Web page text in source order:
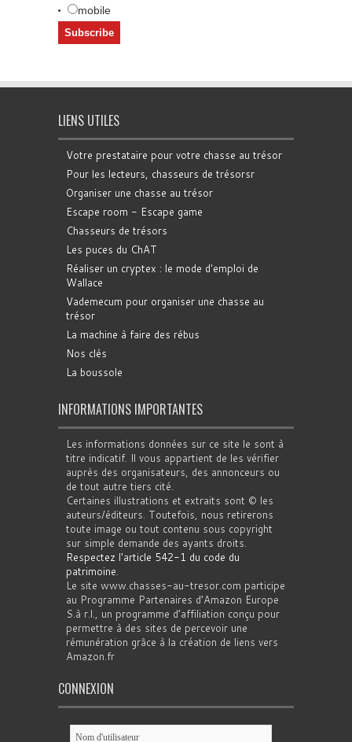
mobile
LIENS UTILES
Votre prestataire pour votre chasse au trésor
Pour les lecteurs, chasseurs de trésorsr
Organiser une chasse au trésor
Escape room - Escape game
Chasseurs de trésors
Les puces du ChAT
Réaliser un cryptex : le mode d'emploi de
Wallace
Vademecum pour organiser une chasse au
trésor
La machine à faire des rébus
Nos clés
La boussole
INFORMATIONS IMPORTANTES
Les informations données sur ce site le sont à
titre indicatif. Il vous appartient de les vérifier
auprès des organisateurs, des annonceurs ou
de tout autre tiers cité.
Certaines illustrations et extraits sont © les
auteurs/éditeurs. Toutefois, nous retirerons
toute image ou tout contenu sous copyright
sur simple demande des ayants droits.
Respectez l'article 542-1 du code du
patrimoine.
Le site www.chasses-au-tresor.com participe
au Programme Partenaires d’Amazon Europe
S.à r.l., un programme d’affiliation conçu pour
permettre à des sites de percevoir une
rémunération grâce à la création de liens vers
Amazon.fr
CONNEXION